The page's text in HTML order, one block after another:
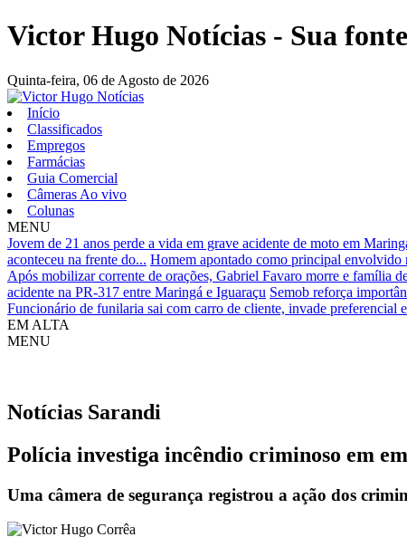
Victor Hugo Notícias - Sua
Quinta-feira, 06 de Agosto de 2026
Início
Classificados
Empregos
Farmácias
Guia Comercial
Câmeras Ao vivo
Colunas
MENU
Jovem de 21 anos perde a vida em grave acidente de moto em
aconteceu na frente do... Homem apontado como principal envolvido
Após mobilizar corrente de orações, Gabriel Favaro morre e família
acidente na PR-317 entre Maringá e Iguaraçu Semob reforça
Funcionário de funilaria sai com carro de cliente, invade preferencial
EM ALTA
MENU
Notícias Sarandi
Polícia investiga incêndio criminoso em
Uma câmera de segurança registrou a ação dos